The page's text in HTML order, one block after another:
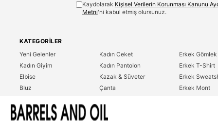
Kaydolarak Kişisel Verilerin Korunması Kanunu
Metni'ni kabul etmiş olursunuz.
KATEGORILER
Yeni Gelenler
Kadın Giyim
Elbise
Bluz
T-Shirt
Kadın Ceket
Kadın Pantolon
Kazak & Süveter
Çanta
Erkek Gömlek
Erkek T-Shirt
Erkek
Erkek Mont